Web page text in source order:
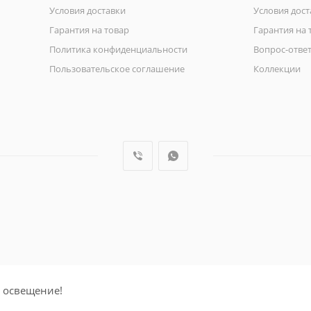
Условия доставки
Гарантия на товар
Политика конфиденциальности
Пользовательское соглашение
Условия
Гарантия на
Вопрос-ответ
Коллекции